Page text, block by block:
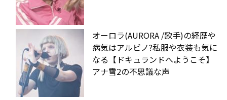
オーロラ(AURORA /歌手)の経歴や
病気はアルビノ?私服や衣装も気に
なる【ドキュランドへようこそ】
アナ雪2の不思議な声